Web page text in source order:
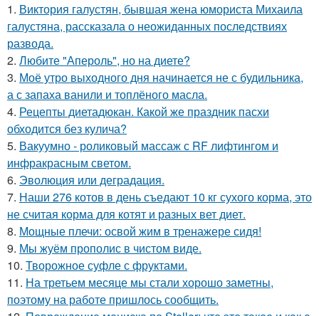
1. Виктория галустян, бывшая жена юмориста Михаила
галустяна, рассказала о неожиданных последствиях
развода.
2. Любите "Апероль", но на диете?
3. Моё утро выходного дня начинается не с будильника,
а с запаха ванили и топлёного масла.
4. Рецепты диетадюкан. Какой же праздник пасхи
обходится без кулича?
5. Вакуумно - роликовый массаж с RF лифтингом и
инфракрасным светом.
6. Эволюция или деградация.
7. Наши 276 котов в день съедают 10 кг сухого корма, это
не считая корма для котят и разных вет диет.
8. Мощные плечи: освой жим в тренажере сидя!
9. Мы жуём прополис в чистом виде.
10. Творожное суфле с фруктами.
11. На третьем месяце мы стали хорошо заметны,
поэтому на работе пришлось сообщить.